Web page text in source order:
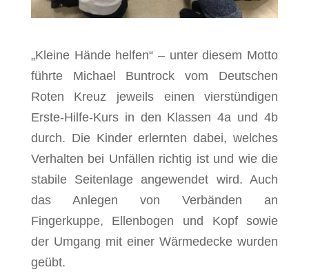
„Kleine Hände helfen“ – unter diesem Motto
führte Michael Buntrock vom Deutschen
Roten Kreuz jeweils einen vierstündigen
Erste-Hilfe-Kurs in den Klassen 4a und 4b
durch. Die Kinder erlernten dabei, welches
Verhalten bei Unfällen richtig ist und wie die
stabile Seitenlage angewendet wird. Auch
das Anlegen von Verbänden an
Fingerkuppe, Ellenbogen und Kopf sowie
der Umgang mit einer Wärmedecke wurden
geübt.